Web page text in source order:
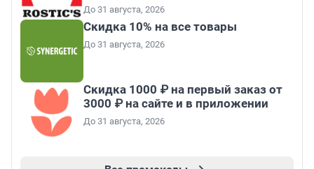
До 31 августа, 2026
Скидка 10% на все товары
До 31 августа, 2026
Скидка 1000 ₽ на первый заказ от
3000 ₽ на сайте и в приложении
До 31 августа, 2026